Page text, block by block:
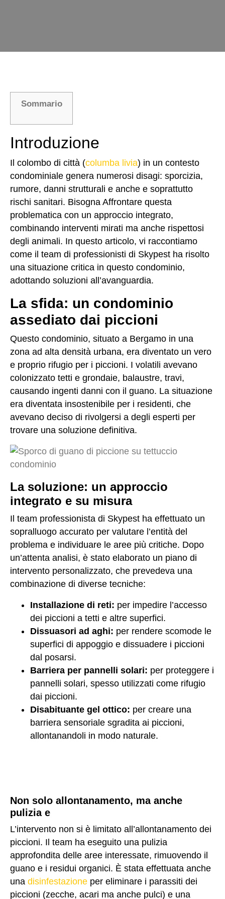
Sommario
Introduzione
Il colombo di città (columba livia) in un contesto
condominiale genera numerosi disagi: sporcizia,
rumore, danni strutturali e anche e soprattutto
rischi sanitari. Bisogna Affrontare questa
problematica con un approccio integrato,
combinando interventi mirati ma anche rispettosi
degli animali. In questo articolo, vi raccontiamo
come il team di professionisti di Skypest ha risolto
una situazione critica in questo condominio,
adottando soluzioni all’avanguardia.
La sfida: un condominio
assediato dai piccioni
Questo condominio, situato a Bergamo in una
zona ad alta densità urbana, era diventato un vero
e proprio rifugio per i piccioni. I volatili avevano
colonizzato tetti e grondaie, balaustre, travi,
causando ingenti danni con il guano. La situazione
era diventata insostenibile per i residenti, che
avevano deciso di rivolgersi a degli esperti per
trovare una soluzione definitiva.
La soluzione: un approccio
integrato e su misura
Il team professionista di Skypest ha effettuato un
sopralluogo accurato per valutare l’entità del
problema e individuare le aree più critiche. Dopo
un’attenta analisi, è stato elaborato un piano di
intervento personalizzato, che prevedeva una
combinazione di diverse tecniche:
Installazione di reti: per impedire l’accesso
dei piccioni a tetti e altre superfici.
Dissuasori ad aghi: per rendere scomode le
superfici di appoggio e dissuadere i piccioni
dal posarsi.
Barriera per pannelli solari: per proteggere i
pannelli solari, spesso utilizzati come rifugio
dai piccioni.
Disabituante gel ottico: per creare una
barriera sensoriale sgradita ai piccioni,
allontanandoli in modo naturale.
Non solo allontanamento, ma anche
pulizia e
L’intervento non si è limitato all’allontanamento dei
piccioni. Il team ha eseguito una pulizia
approfondita delle aree interessate, rimuovendo il
guano e i residui organici. È stata effettuata anche
una disinfestazione per eliminare i parassiti dei
piccioni (zecche, acari ma anche pulci) e una